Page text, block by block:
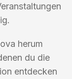
herum
du die
entdecken